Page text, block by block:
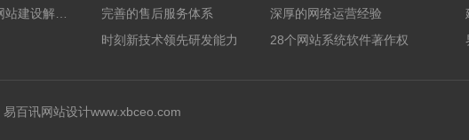
完善的售后服务体系
深厚的网络运营经验
时刻新技术领先研发能力
28个网站系统软件著作权
易百讯网站设计www.xbceo.com